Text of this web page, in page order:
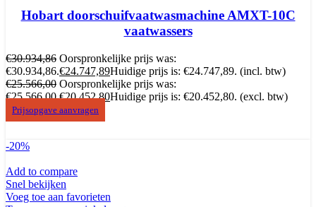
Hobart doorschuifvaatwasmachine AMXT-10C
vaatwassers
€30.934,86 Oorspronkelijke prijs was:
€30.934,86.€24.747,89Huidige prijs is: €24.747,89. (incl. btw)
€25.566,00 Oorspronkelijke prijs was:
€25.566,00.€20.452,80Huidige prijs is: €20.452,80. (excl. btw)
Prijsopgave aanvragen
-20%
Add to compare
Snel bekijken
Voeg toe aan favorieten